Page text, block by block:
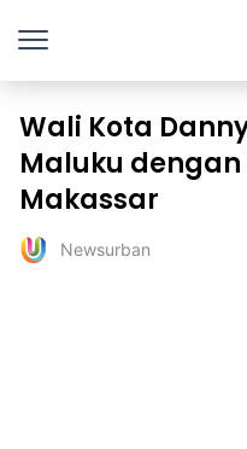
Wali Kota
Maluku dengan
Makassar
Newsurban